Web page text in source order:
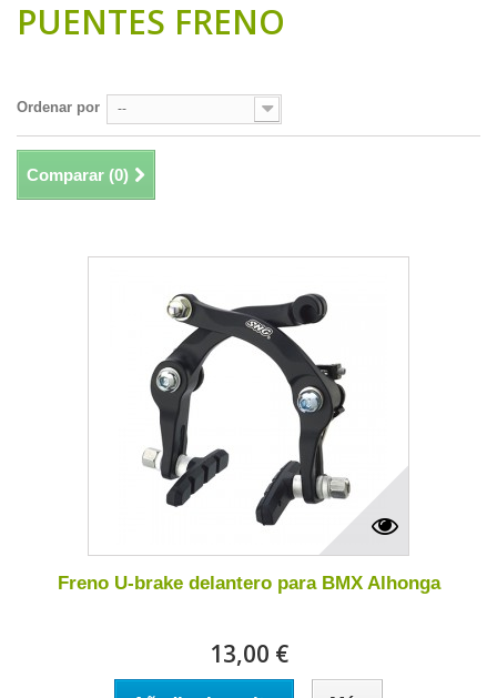
PUENTES FRENO
Ordenar por --
Comparar (0)
Freno U-brake delantero para BMX Alhonga
13,00 €